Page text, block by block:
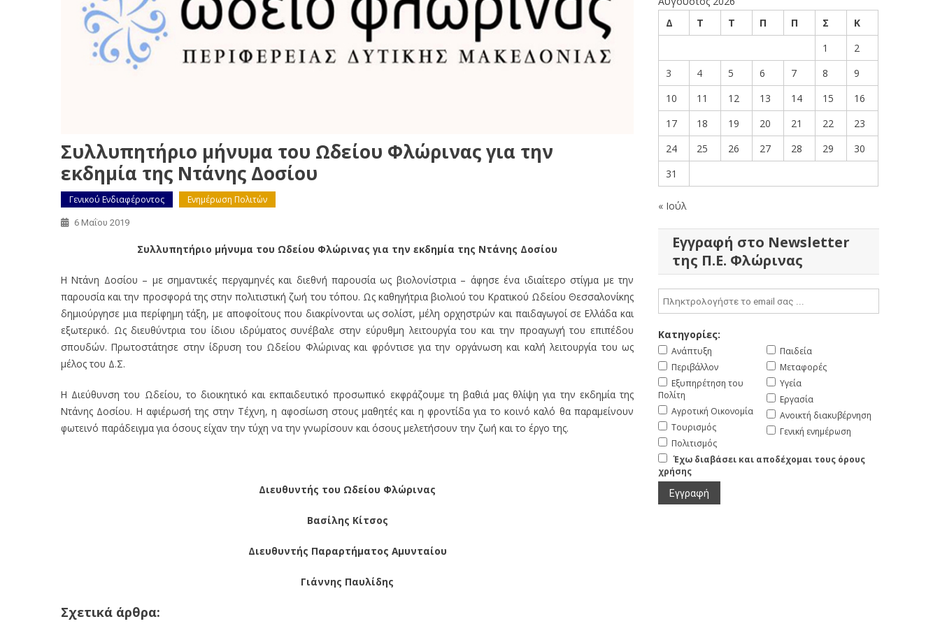
Συλλυπητήριο μήνυμα του Ωδείου Φλώρινας για την
εκδημία της Ντάνης Δοσίου
Γενικού Ενδιαφέροντος Ενημέρωση Πολιτών
6 Μαΐου 2019
Συλλυπητήριο μήνυμα του Ωδείου Φλώρινας για την εκδημία της Ντάνης Δοσίου
Η Ντάνη Δοσίου – με σημαντικές περγαμηνές και διεθνή παρουσία ως βιολονίστρια – άφησε ένα ιδιαίτερο στίγμα με την
παρουσία και την προσφορά της στην πολιτιστική ζωή του τόπου. Ως καθηγήτρια βιολιού του Κρατικού Ωδείου Θεσσαλονίκης
δημιούργησε μια περίφημη τάξη, με αποφοίτους που διακρίνονται ως σολίστ, μέλη ορχηστρών και παιδαγωγοί σε Ελλάδα και
εξωτερικό. Ως διευθύντρια του ίδιου ιδρύματος συνέβαλε στην εύρυθμη λειτουργία του και την προαγωγή του επιπέδου
σπουδών. Πρωτοστάτησε στην ίδρυση του Ωδείου Φλώρινας και φρόντισε για την οργάνωση και καλή λειτουργία του ως
μέλος του Δ.Σ.
Η Διεύθυνση του Ωδείου, το διοικητικό και εκπαιδευτικό προσωπικό εκφράζουμε τη βαθιά μας θλίψη για την εκδημία της
Ντάνης Δοσίου. Η αφιέρωσή της στην Τέχνη, η αφοσίωση στους μαθητές και η φροντίδα για το κοινό καλό θα παραμείνουν
φωτεινό παράδειγμα για όσους είχαν την τύχη να την γνωρίσουν και όσους μελετήσουν την ζωή και το έργο της.
Διευθυντής του Ωδείου Φλώρινας
Βασίλης Κίτσος
Διευθυντής Παραρτήματος Αμυνταίου
Γιάννης Παυλίδης
Σχετικά άρθρα:
Δ
Τ Τ Π Π Σ
Κ
1
2
3
4 5 6 7 8
9
10
11 12 13 14 15
16
17
18 19 20 21 22
23
24
25 26 27 28 29
30
31
« Ιούλ
Εγγραφή στο Newsletter
της Π.Ε. Φλώρινας
Κατηγορίες:
Ανάπτυξη
Περιβάλλον
Εξυπηρέτηση του
Πολίτη
Αγροτική Οικονομία
Τουρισμός
Πολιτισμός
Παιδεία
Μεταφορές
Υγεία
Εργασία
Ανοικτή διακυβέρνηση
Γενική ενημέρωση
Έχω διαβάσει και αποδέχομαι τους όρους
χρήσης